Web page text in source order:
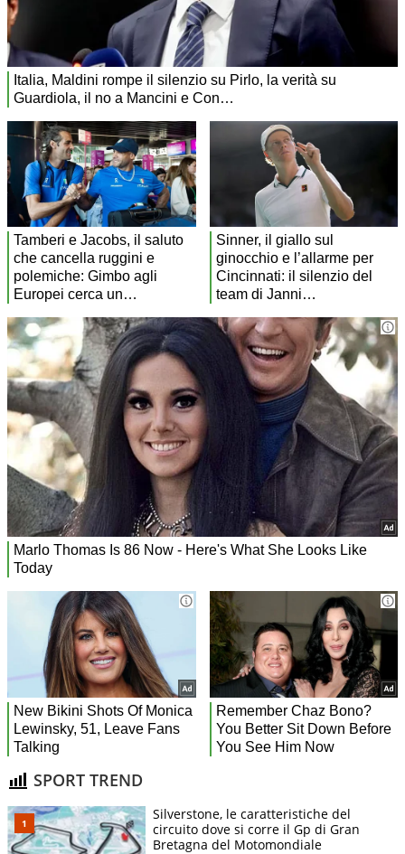
SPORT TREND
Silverstone, le caratteristiche del
circuito dove si corre il Gp di Gran
Bretagna del Motomondiale